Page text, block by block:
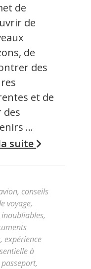
de
de
de
des
et de
des
…
suite
, conseils
voyage,
inoubliables,
, expérience
à
passeport,